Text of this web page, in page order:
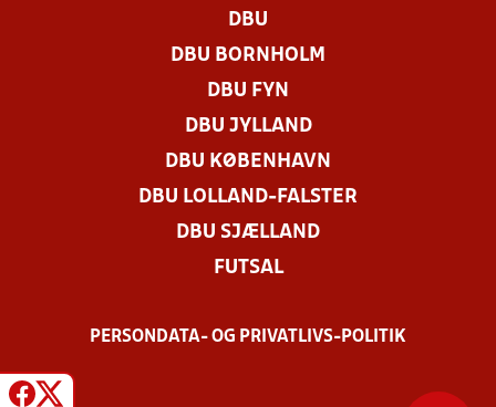
DBU
DBU BORNHOLM
DBU FYN
DBU JYLLAND
DBU KØBENHAVN
DBU LOLLAND-FALSTER
DBU SJÆLLAND
FUTSAL
PERSONDATA- OG PRIVATLIVS-POLITIK